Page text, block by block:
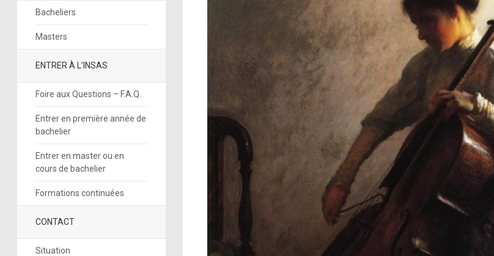
Bacheliers
Masters
ENTRER À L’INSAS
Foire aux Questions – F.A.Q.
Entrer en première année de
bachelier
Entrer en master ou en
cours de bachelier
Formations continuées
CONTACT
Situation